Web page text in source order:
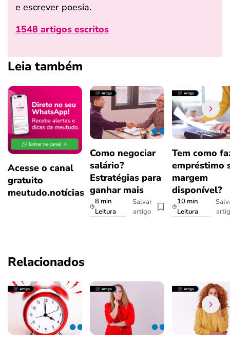
e escrever poesia.
1548 artigos escritos
Leia também
Acesse o canal
gratuito
meutudo.notícias
Como negociar
salário?
Estratégias para
ganhar mais
8 min
Leitura
Salvar
artigo
Tem como
empréstimo
margem
disponível?
10 min
Leitura
Relacionados